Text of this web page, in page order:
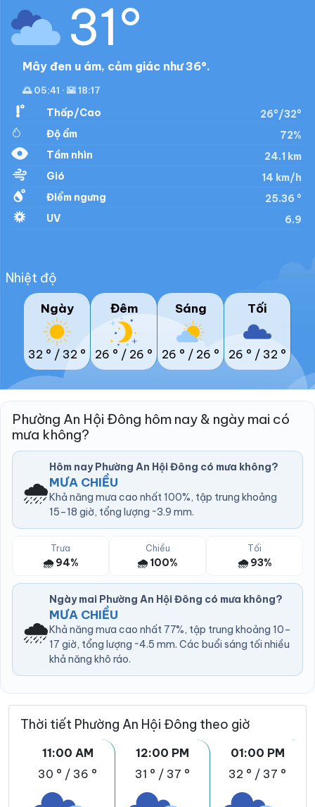
31°
Mây đen u ám, cảm giác như 36°.
🌅 05:41 · 🌇 18:17
Thấp/Cao
26°/32°
Độ ẩm
72%
Tầm nhìn
24.1 km
Gió
14 km/h
Điểm ngưng
25.36 °
UV
6.9
Nhiệt độ
Ngày
32 ° / 32 °
Đêm
26 ° / 26 °
Sáng
26 ° / 26 °
Tối
26 ° / 32 °
Phường An Hội Đông hôm nay & ngày mai có
mưa không?
🌧️
Hôm nay Phường An Hội Đông có mưa không?
MƯA CHIỀU
Khả năng mưa cao nhất 100%, tập trung khoảng
15–18 giờ, tổng lượng ~3.9 mm.
Trưa
🌧️ 94%
Chiều
🌧️ 100%
Tối
🌧️ 93%
🌧️
Ngày mai Phường An Hội Đông có mưa không?
MƯA CHIỀU
Khả năng mưa cao nhất 77%, tập trung khoảng 10–
17 giờ, tổng lượng ~4.5 mm. Các buổi sáng tối nhiều
khả năng khô ráo.
Thời tiết Phường An Hội Đông theo giờ
11:00 AM
30 ° / 36 °
12:00 PM
31 ° / 37 °
01:00 PM
32 ° / 37 °